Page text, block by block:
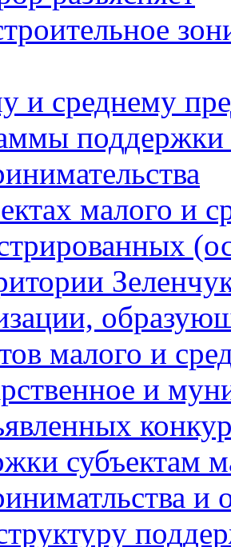
и среднему
поддержки
малого и
малого и
и
субъектам